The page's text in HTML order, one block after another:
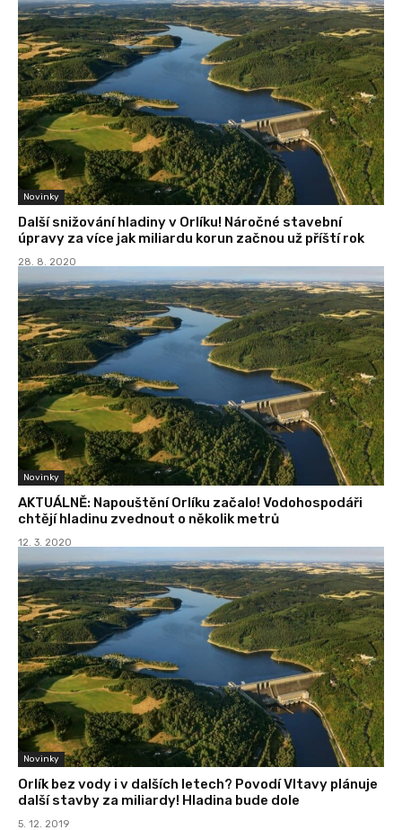
Novinky
Další snižování hladiny v Orlíku! Náročné stavební
úpravy za více jak miliardu korun začnou už příští rok
28. 8. 2020
Novinky
AKTUÁLNĚ: Napouštění Orlíku začalo! Vodohospodáři
chtějí hladinu zvednout o několik metrů
12. 3. 2020
Novinky
Orlík bez vody i v dalších letech? Povodí Vltavy plánuje
další stavby za miliardy! Hladina bude dole
5. 12. 2019